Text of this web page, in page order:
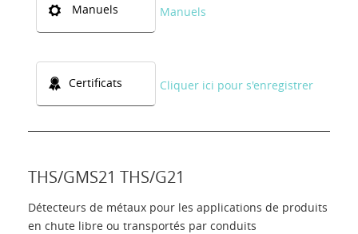
Manuels Manuels
Certificats Cliquer ici pour s'enregistrer
THS/GMS21 THS/G21
Détecteurs de métaux pour les applications de produits
en chute libre ou transportés par conduits